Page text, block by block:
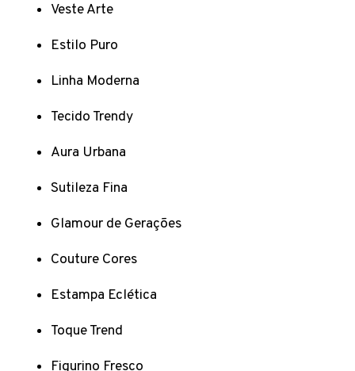
Veste Arte
Estilo Puro
Linha Moderna
Tecido Trendy
Aura Urbana
Sutileza Fina
Glamour de Gerações
Couture Cores
Estampa Eclética
Toque Trend
Figurino Fresco